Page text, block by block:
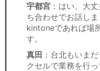
宇都宮 ：はい、大
ち合わせでお話し
kintoneであれば場
す。
真田 ：台北もいま
クセルで業務を行